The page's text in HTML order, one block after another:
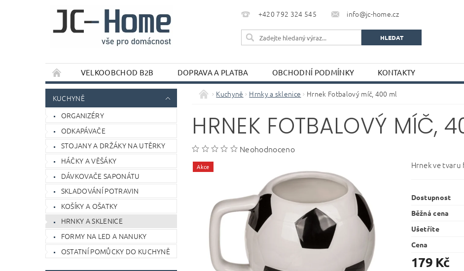
+420 792 324 545 info@jc-home.cz
VELKOOBCHOD B2B DOPRAVA A PLATBA OBCHODNÍ PODMÍNKY KONTAKTY
KUCHYNĚ
ORGANIZÉRY
ODKAPÁVAČE
STOJANY A DRŽÁKY NA UTĚRKY
HÁČKY A VĚŠÁKY
DÁVKOVAČE SAPONÁTU
SKLADOVÁNÍ POTRAVIN
KOŠÍKY A OŠATKY
HRNKY A SKLENICE
FORMY NA LED A NANUKY
OSTATNÍ POMŮCKY DO KUCHYNĚ
Kuchyně Hrnky a sklenice Hrnek Fotbalový míč, 400 ml
HRNEK FOTBALOVÝ MÍČ,
Neohodnoceno
Akce Hrnek ve
Dostupnost
Běžná cena
Ušetříte
Cena
179 Kč